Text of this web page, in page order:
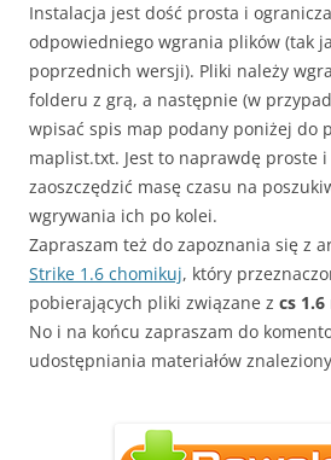
Instalacja jest dość prosta i
odpowiedniego wgrania plików (tak
poprzednich wersji). Pliki należy
folderu z grą, a następnie (w
wpisać spis map podany poniżej do
maplist.txt. Jest to naprawdę proste
zaoszczędzić masę czasu na
wgrywania ich po kolei.
Zapraszam też do zapoznania się z
Strike 1.6 chomikuj, który
pobierających pliki związane z cs
No i na końcu zapraszam do
udostępniania materiałów